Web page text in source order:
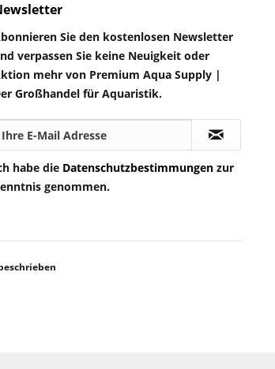
Sie den kostenlosen Newsletter
verpassen Sie keine Neuigkeit oder
mehr von Premium Aqua Supply |
Großhandel für Aquaristik.
habe die Datenschutzbestimmungen zur
genommen.